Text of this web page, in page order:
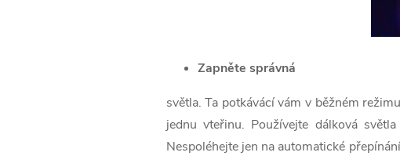
Zapněte správná
světla. Ta potkávácí vám v běžném
jednu vteřinu. Používejte dálková
Nespoléhejte jen na automatické